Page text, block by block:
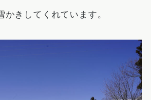
きしてくれています。